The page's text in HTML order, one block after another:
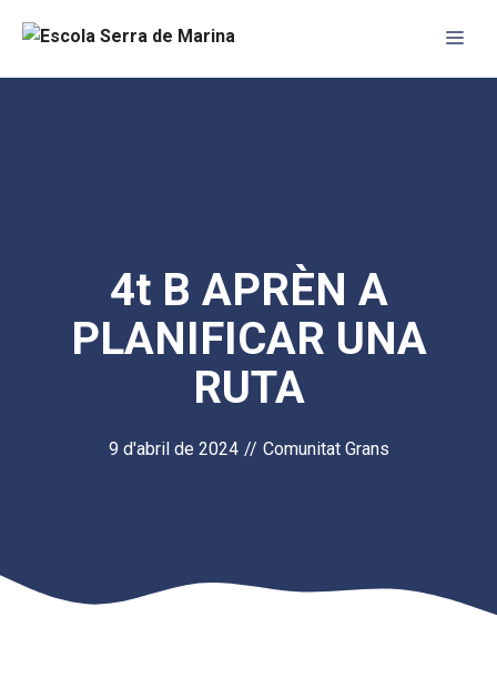
4t B APRÈN A
PLANIFICAR UNA
RUTA
9 d'abril de 2024 // Comunitat Grans